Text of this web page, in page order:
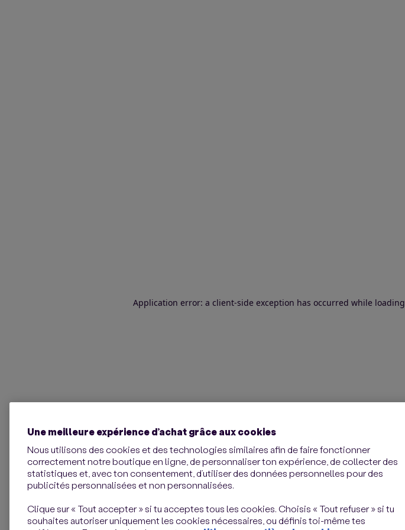
Application error: a client-side exception has occurred while loading
Une meilleure expérience d’achat grâce aux cookies
Nous utilisons des cookies et des technologies similaires afin de faire fonctionner
correctement notre boutique en ligne, de personnaliser ton expérience, de collecter des
statistiques et, avec ton consentement, d’utiliser des données personnelles pour des
publicités personnalisées et non personnalisées.
Clique sur « Tout accepter » si tu acceptes tous les cookies. Choisis « Tout refuser » si tu
souhaites autoriser uniquement les cookies nécessaires, ou définis toi-même tes